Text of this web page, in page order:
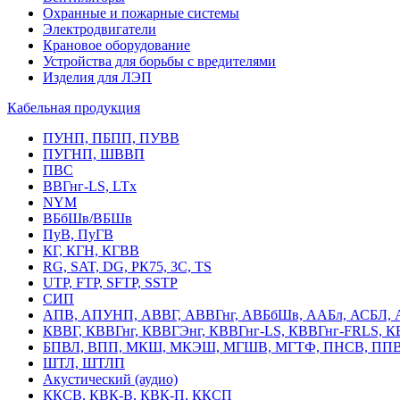
Охранные и пожарные системы
Электродвигатели
Крановое оборудование
Устройства для борьбы с вредителями
Изделия для ЛЭП
Кабельная продукция
ПУНП, ПБПП, ПУВВ
ПУГНП, ШВВП
ПВС
ВВГнг-LS, LTx
NYM
ВБбШв/ВБШв
ПуВ, ПуГВ
КГ, КГН, КГВВ
RG, SAT, DG, РК75, 3С, TS
UTP, FTP, SFTP, SSTP
СИП
АПВ, АПУНП, АВВГ, АВВГнг, АВБбШв, ААБл, АСБЛ,
КВВГ, КВВГнг, КВВГЭнг, КВВГнг-LS, КВВГнг-FRLS,
БПВЛ, ВПП, МКШ, МКЭШ, МГШВ, МГТФ, ПНСВ,
ШТЛ, ШТЛП
Акустический (аудио)
ККСВ, КВК-В, КВК-П, ККСП